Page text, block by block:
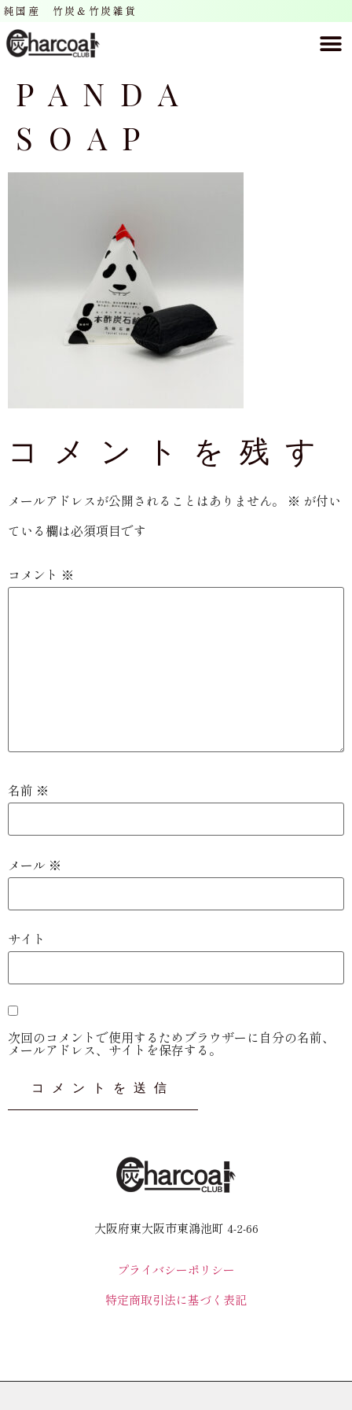
純国産 竹炭＆竹炭雑貨
PANDA
SOAP
コメントを残す
メールアドレスが公開されることはありません。 ※ が付い
ている欄は必須項目です
コメント ※
名前 ※
メール ※
サイト
次回のコメントで使用するためブラウザーに自分の名前、
メールアドレス、サイトを保存する。
大阪府東大阪市東鴻池町 4-2-66
プライバシーポリシー
特定商取引法に基づく表記